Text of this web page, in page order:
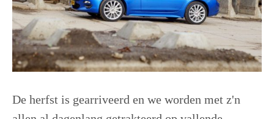
De herfst is gearriveerd en we worden met z'n